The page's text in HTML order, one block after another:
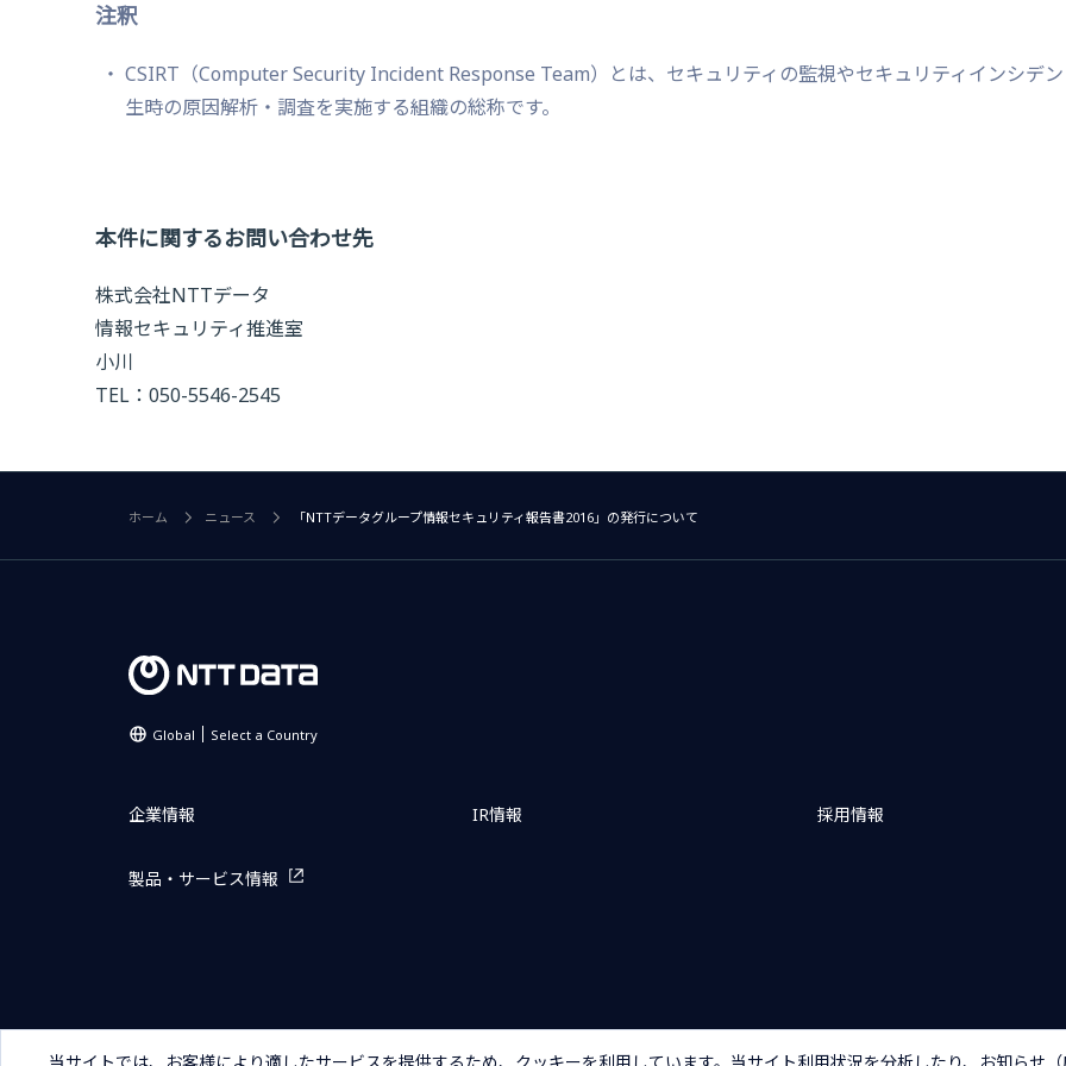
注釈
CSIRT（Computer Security Incident Response Team）とは、セキュリティの監視やセキュリティインシデ
生時の原因解析・調査を実施する組織の総称です。
本件に関するお問い合わせ先
株式会社NTTデータ
情報セキュリティ推進室
小川
TEL：050-5546-2545
ホーム ニュース 「NTTデータグループ情報セキュリティ報告書2016」の発行について
Global Select a Country
企業情報 IR情報 採用情報
製品・サービス情報